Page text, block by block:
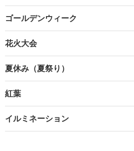
ゴールデンウィーク
花火大会
夏休み（夏祭り）
紅葉
イルミネーション